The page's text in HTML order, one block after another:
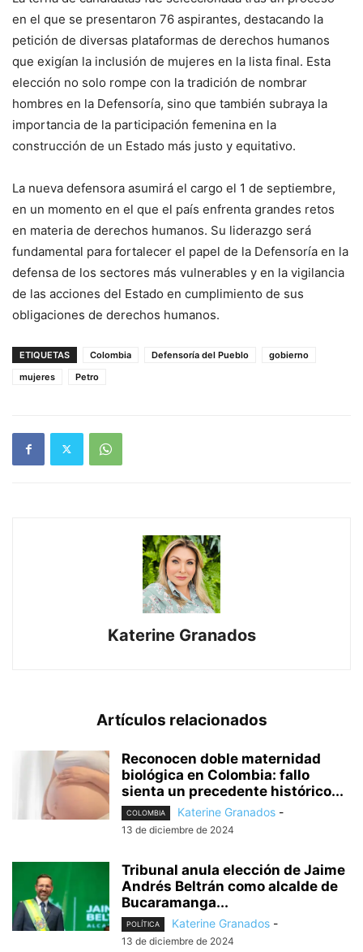
en el que se presentaron 76 aspirantes, destacando la
petición de diversas plataformas de derechos humanos
que exigían la inclusión de mujeres en la lista final. Esta
elección no solo rompe con la tradición de nombrar
hombres en la Defensoría, sino que también subraya la
importancia de la participación femenina en la
construcción de un Estado más justo y equitativo.
La nueva defensora asumirá el cargo el 1 de septiembre,
en un momento en el que el país enfrenta grandes retos
en materia de derechos humanos. Su liderazgo será
fundamental para fortalecer el papel de la Defensoría en la
defensa de los sectores más vulnerables y en la vigilancia
de las acciones del Estado en cumplimiento de sus
obligaciones de derechos humanos.
ETIQUETAS Colombia Defensoría del Pueblo
gobierno
mujeres
Petro
Katerine Granados
Artículos relacionados
Reconocen doble maternidad
biológica en Colombia: fallo
sienta un precedente histórico...
COLOMBIA Katerine Granados -
13 de diciembre de 2024
Tribunal anula elección de Jaime
Andrés Beltrán como alcalde de
Bucaramanga...
POLÍTICA Katerine Granados -
13 de diciembre de 2024